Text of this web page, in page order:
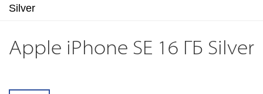
Silver
Apple iPhone SE 16 ГБ Silver